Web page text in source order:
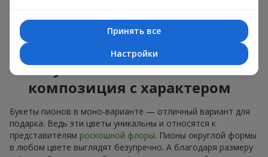
цветов с доставкой, чтобы ваш подарок с изысканным
ароматом оказался незабываемым.
Букет пионов — моно-
композиция с характером
Букеты пионов в моно-варианте — отличный вариант для
подарка. Ведь эти цветы уникальны и относятся к
представителям роскошной флоры. Пионы округлой формы
в любом цвете выглядят безупречно. А благодаря размеру
Принять все
Настройки